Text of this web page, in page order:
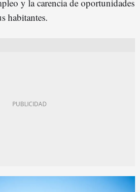
y la carencia de oportunidades
habitantes.